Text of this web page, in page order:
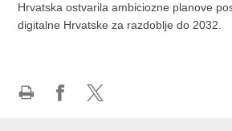
Hrvatska ostvarila ambiciozne planove
digitalne Hrvatske za razdoblje do 2032.